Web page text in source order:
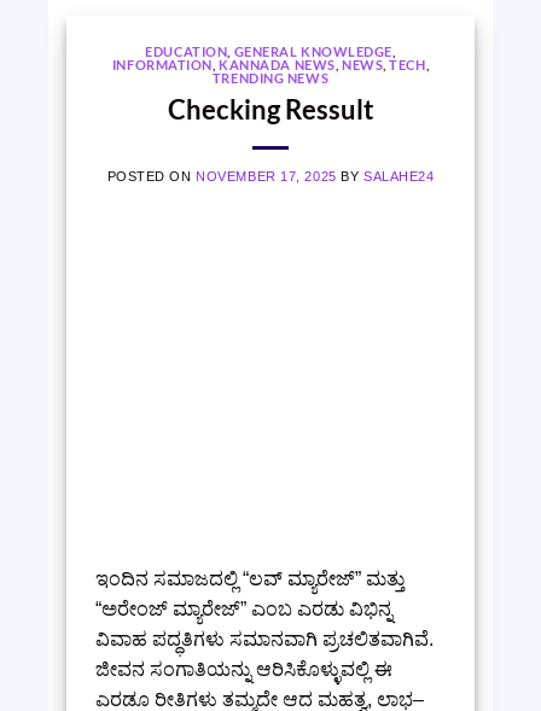
EDUCATION GENERAL KNOWLEDGE
INFORMATION ,KANNADA NEWS NEWS ,TECH
TRENDING NEWS
Checking Ressult
POSTED ON NOVEMBER 17, 2025 BY SALAHE24
ಇಂದಿನ ಸಮಾಜದಲ್ಲಿ “ಲವ್ ಮ್ಯಾರೇಜ್” ಮತ್ತು
“ಅರೇಂಜ್ ಮ್ಯಾರೇಜ್” ಎಂಬ ಎರಡು ವಿಭಿನ್ನ
ವಿವಾಹ ಪದ್ಧತಿಗಳು ಸಮಾನವಾಗಿ ಪ್ರಚಲಿತವಾಗಿವೆ.
ಜೀವನ ಸಂಗಾತಿಯನ್ನು ಆರಿಸಿಕೊಳ್ಳುವಲ್ಲಿ ಈ
ಎರಡೂ ರೀತಿಗಳು ತಮ್ಮದೇ ಆದ ಮಹತ್ವ, ಲಾಭ–